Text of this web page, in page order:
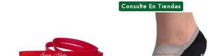
Consulte En Tiendas